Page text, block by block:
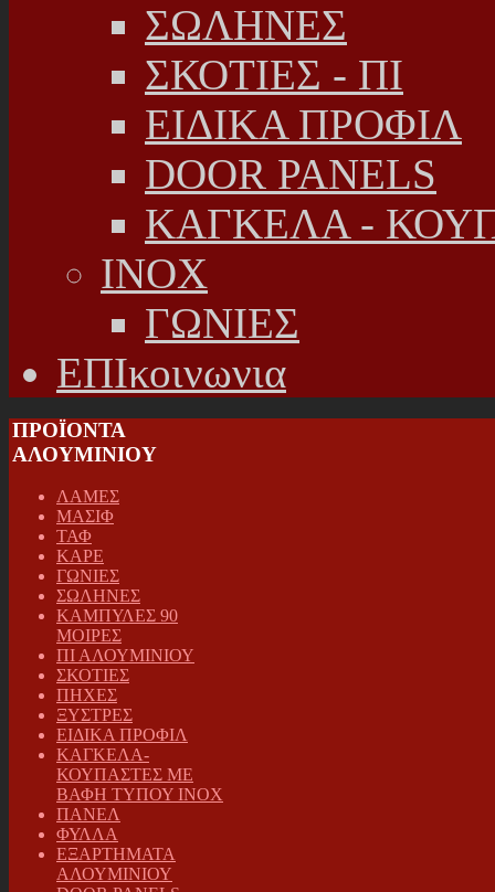
ΣΩΛΗΝΕΣ
ΣΚΟΤΙΕΣ - ΠΙ
ΕΙΔΙΚΑ ΠΡΟΦΙΛ
DOOR PANELS
ΚΑΓΚΕΛΑ -
INOX
ΓΩΝΙΕΣ
ΕΠΙκοινωνια
ΠΡΟΪΟΝΤΑ
ΑΛΟΥΜΙΝΙΟΥ
ΛΑΜΕΣ
ΜΑΣΙΦ
ΤΑΦ
ΚΑΡΕ
ΓΩΝΙΕΣ
ΣΩΛΗΝΕΣ
ΚΑΜΠΥΛΕΣ 90
ΜΟΙΡΕΣ
ΠΙ ΑΛΟΥΜΙΝΙΟΥ
ΣΚΟΤΙΕΣ
ΠΗΧΕΣ
ΞΥΣΤΡΕΣ
ΕΙΔΙΚΑ ΠΡΟΦΙΛ
ΚΑΓΚΕΛΑ-
ΚΟΥΠΑΣΤΕΣ ΜΕ
ΒΑΦΗ ΤΥΠΟΥ INOX
ΠΑΝΕΛ
ΦΥΛΛΑ
ΕΞΑΡΤΗΜΑΤΑ
ΑΛΟΥΜΙΝΙΟΥ